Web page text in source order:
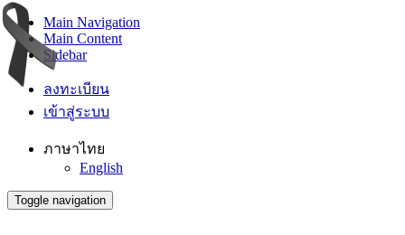
Main Navigation
Main Content
Sidebar
ลงทะเบียน
เข้าสู่ระบบ
ภาษาไทย
English
Toggle navigation